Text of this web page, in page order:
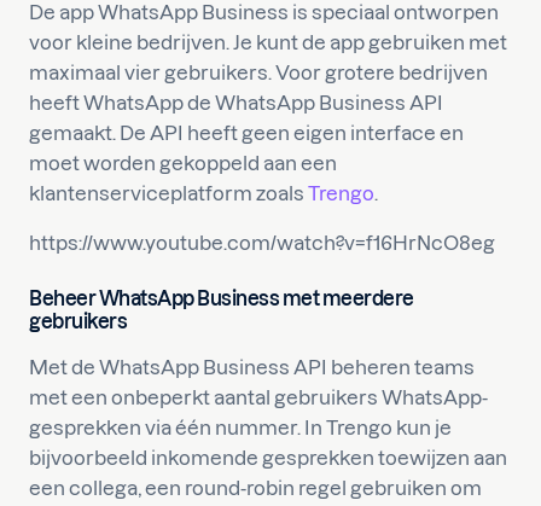
De app WhatsApp Business is speciaal ontworpen
voor kleine bedrijven. Je kunt de app gebruiken met
maximaal vier gebruikers. Voor grotere bedrijven
heeft WhatsApp de WhatsApp Business API
gemaakt. De API heeft geen eigen interface en
moet worden gekoppeld aan een
klantenserviceplatform zoals Trengo.
https://www.youtube.com/watch?v=f16HrNcO8eg
Beheer WhatsApp Business met meerdere
gebruikers
Met de WhatsApp Business API beheren teams
met een onbeperkt aantal gebruikers WhatsApp-
gesprekken via één nummer. In Trengo kun je
bijvoorbeeld inkomende gesprekken toewijzen aan
een collega, een round-robin regel gebruiken om